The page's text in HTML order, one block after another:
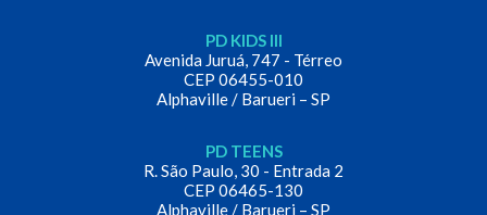
PD KIDS III
Avenida Juruá, 747 - Térreo
CEP 06455-010
Alphaville / Barueri – SP
PD TEENS
R. São Paulo, 30 - Entrada 2
CEP 06465-130
Alphaville / Barueri – SP